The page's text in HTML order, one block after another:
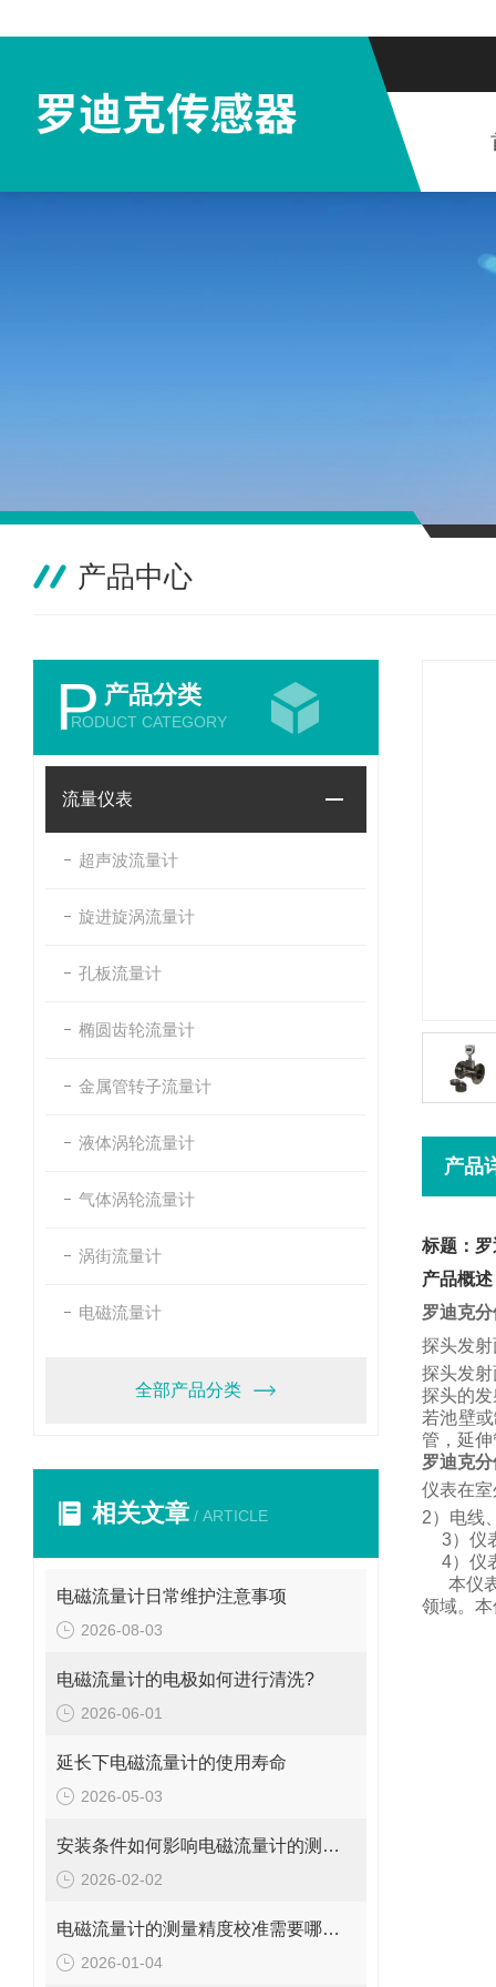
产品中心
P 产品分类
RODUCT CATEGORY
流量仪表
超声波流量计
旋进旋涡流量计
孔板流量计
椭圆齿轮流量计
金属管转子流量计
液体涡轮流量计
气体涡轮流量计
涡街流量计
电磁流量计
全部产品分类
相关文章 / ARTICLE
电磁流量计日常维护注意事项
2026-08-03
电磁流量计的电极如何进行清洗?
2026-06-01
延长下电磁流量计的使用寿命
2026-05-03
安装条件如何影响电磁流量计的测量精度?
2026-02-02
电磁流量计的测量精度校准需要哪些工具和设备?
2026-01-04
产品
标题：
产品概述
罗迪克
探头发
探头发
探头的
若池壁
管， 延
罗迪克
仪表在
2）电线
3）仪
4）仪
本仪
领域。 本